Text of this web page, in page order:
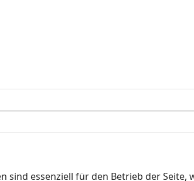
sind essenziell für den Betrieb der